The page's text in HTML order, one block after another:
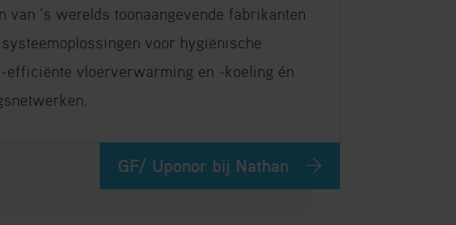
van ‘s werelds toonaangevende fabrikanten
voor hygiënische
vloerverwarming en -koeling én
GF/ Uponor bij Nathan